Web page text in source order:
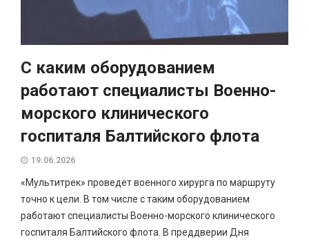
С каким оборудованием
работают специалисты Военно-
морского клинического
госпиталя Балтийского флота
19.06.2026
«Мультитрек» проведет военного хирурга по маршруту
точно к цели. В том числе с таким оборудованием
работают специалисты Военно-морского клинического
госпиталя Балтийского флота. В преддверии Дня